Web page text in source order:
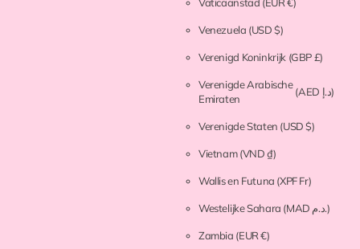
Venezuela (USD $)
Verenigd Koninkrijk (GBP £)
Verenigde Arabische
Emiraten
(AED د.إ)
Verenigde Staten (USD $)
Vietnam(VND ₫)
Wallis en Futuna (XPF Fr)
Westelijke Sahara (MAD د.م.)
Zambia (EUR €)